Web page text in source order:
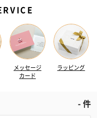
メッセージ
カード
ラッピング
-件